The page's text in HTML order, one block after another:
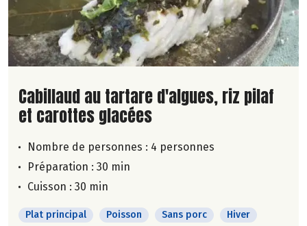
Lire la suite de la recette
Cabillaud au tartare d'algues, riz pilaf
et carottes glacées
Nombre de personnes : 4 personnes
Préparation : 30 min
Cuisson : 30 min
Plat principal Poisson Sans porc Hiver